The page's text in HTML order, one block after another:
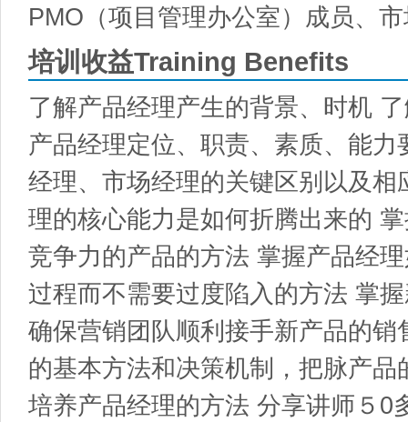
PMO（项目管理办公室）成员、
培训收益Training Benefits
了解产品经理产生的背景、时机
产品经理定位、职责、素质、能
经理、市场经理的关键区别以及
理的核心能力是如何折腾出来的
竞争力的产品的方法 掌握产品经
过程而不需要过度陷入的方法 掌
确保营销团队顺利接手新产品的
的基本方法和决策机制，把脉产
培养产品经理的方法 分享讲师５0